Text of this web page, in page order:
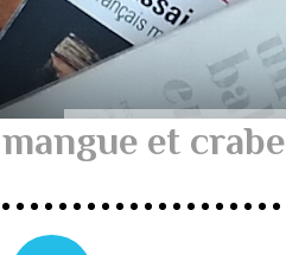
mangue et crabe